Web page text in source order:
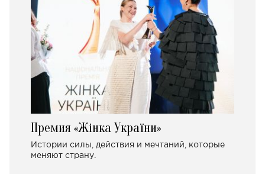
Премия «Жінка України»
Истории силы, действия и мечтаний, которые
меняют страну.